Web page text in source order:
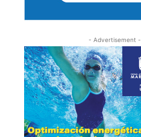
- Advertisement -